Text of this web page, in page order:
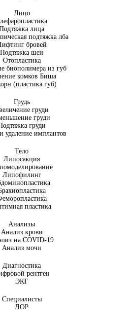
Лицо
лица
подтяжка лба
бровей
Подтяжка шеи
Отопластика
биополимера из губ
комков Биша
(пластика губ)
Грудь
груди
груди
груди
удаление имплантов
Тело
Липосакция
Липофилинг
пластика
Анализы
Анализ крови
на COVID-19
Анализ мочи
Диагностика
рентген
ЭКГ
Специалисты
ЛОР